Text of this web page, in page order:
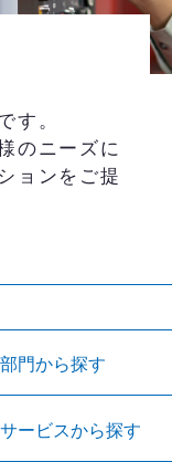
す。
のニーズに
ョンをご提
門から探す
ービスから探す